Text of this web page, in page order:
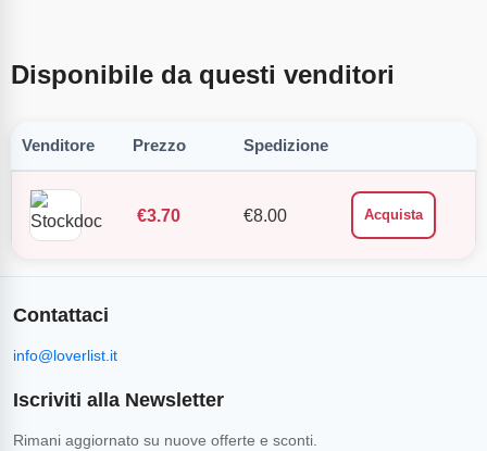
Disponibile da questi venditori
Venditore Prezzo Spedizione
€3.70 €8.00 Acquista
Contattaci
info@loverlist.it
Iscriviti alla Newsletter
Rimani aggiornato su nuove offerte e sconti.